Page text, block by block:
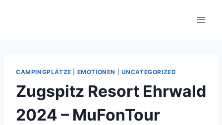
CAMPINGPLÄTZE EMOTIONEN UNCATEGORIZED
Zugspitz Resort Ehrwald
2024 – MuFonTour